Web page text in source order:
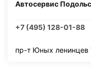
Автосервис
+7 (495) 128-01-88
пр-т Юных ленинцев